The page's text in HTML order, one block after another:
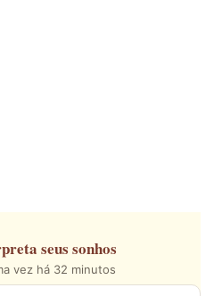
seus sonhos
vez há 32 minutos